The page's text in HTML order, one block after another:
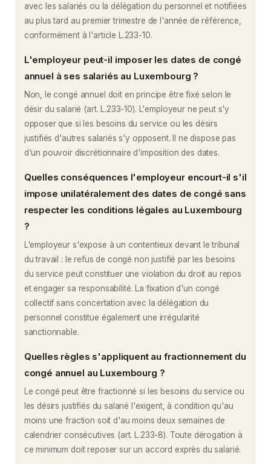
avec les salariés ou la délégation du personnel et notifiées
au plus tard au premier trimestre de l'année de référence,
conformément à l'article L.233-10.
L'employeur peut-il imposer les dates de congé
annuel à ses salariés au Luxembourg ?
Non, le congé annuel doit en principe être fixé selon le
désir du salarié (art. L.233-10). L'employeur ne peut s'y
opposer que si les besoins du service ou les désirs
justifiés d'autres salariés s'y opposent. Il ne dispose pas
d'un pouvoir discrétionnaire d'imposition des dates.
Quelles conséquences l'employeur encourt-il s'il
impose unilatéralement des dates de congé sans
respecter les conditions légales au Luxembourg
?
L'employeur s'expose à un contentieux devant le tribunal
du travail : le refus de congé non justifié par les besoins
du service peut constituer une violation du droit au repos
et engager sa responsabilité. La fixation d'un congé
collectif sans concertation avec la délégation du
personnel constitue également une irrégularité
sanctionnable.
Quelles règles s'appliquent au fractionnement du
congé annuel au Luxembourg ?
Le congé peut être fractionné si les besoins du service ou
les désirs justifiés du salarié l'exigent, à condition qu'au
moins une fraction soit d'au moins deux semaines de
calendrier consécutives (art. L.233-8). Toute dérogation à
ce minimum doit reposer sur un accord exprès du salarié.